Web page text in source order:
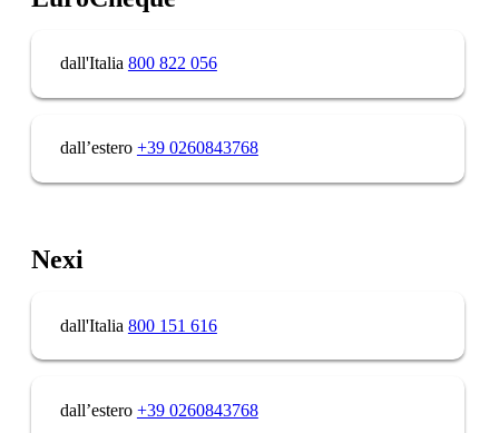
dall'Italia 800 822 056
dall’estero +39 0260843768
Nexi
dall'Italia 800 151 616
dall’estero +39 0260843768